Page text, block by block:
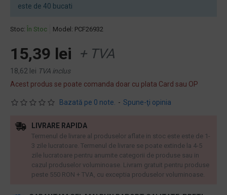
Stoc: În Stoc Model: PCF26932
Bazată pe 0 note. - Spune-ţi opinia
15,39 lei + TVA
18,62 lei TVA inclus
Acest produs se poate comanda doar cu plata Card sau OP
este de 40 bucati
LIVRARE RAPIDA
Termenul de livrare al produselor aflate in stoc este este de 1-
3 zile lucratoare. Termenul de livrare se poate extinde la 4-5
zile lucratoare pentru anumite categorii de produse sau in
cazul produselor voluminoase. Livram gratuit pentru produse
peste 550 RON + TVA, cu exceptia produselor voluminoase.